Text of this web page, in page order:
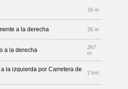
16 m
a la derecha 35 m
a la derecha
267
m
la izquierda por Carretera de
2 km